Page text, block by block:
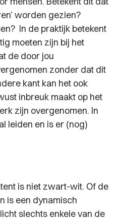
worden gezien?
In de praktijk betekent
moeten zijn bij het
de door jou
zonder dat dit
kant kan het ook
inbreuk maakt op het
zijn overgenomen. In
leiden en is er (nog)
is niet zwart-wit. Of de
is een dynamisch
slechts enkele van de